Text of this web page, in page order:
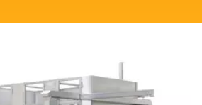
DOUHUA,
FLUXULUI